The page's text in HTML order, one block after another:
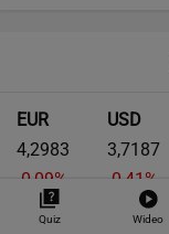
EUR
4,2983
-0,09%
USD
3,7187
-0,41%
Quiz Wideo